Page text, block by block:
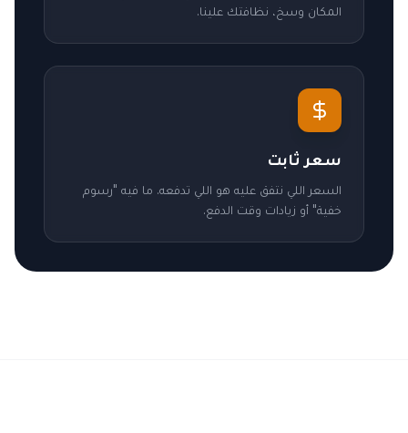
المكان وسخ، نظافتك علينا.
سعر ثابت
السعر اللي نتفق عليه هو اللي تدفعه. ما فيه "رسوم
خفية" أو زيادات وقت الدفع.